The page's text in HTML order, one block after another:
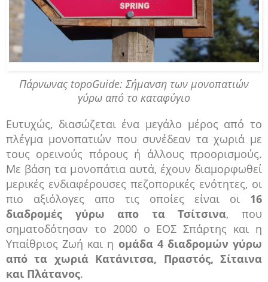
Πάρνωνας topoGuide: Σήμανση των μονοπατιών
γύρω από το καταφύγιο
Ευτυχώς, διασώζεται ένα μεγάλο μέρος από το
πλέγμα μονοπατιών που συνέδεαν τα χωριά με
τους ορεινούς πόρους ή άλλους προορισμούς.
Με βάση τα μονοπάτια αυτά, έχουν διαμορφωθεί
μερικές ενδιαφέρουσες πεζοπορικές ενότητες, οι
πιο αξιόλογες απο τις οποίες είναι οι 16
διαδρομές γύρω απο τα Τσίτσινα, που
σηματοδότησαν το 2000 ο ΕΟΣ Σπάρτης και η
Υπαίθριος Ζωή και η ομάδα 4 διαδρομών γύρω
από τα χωριά Κατάνιτσα, Πραστός, Σίταινα
και Πλάτανος.